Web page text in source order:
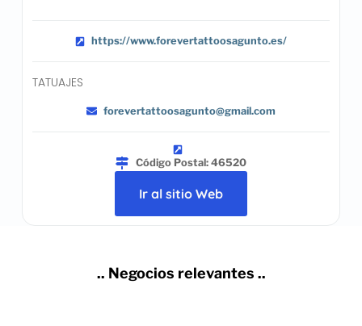
https://www.forevertattoosagunto.es/
TATUAJES
forevertattoosagunto@gmail.com
Código Postal: 46520
Ir al sitio Web
.. Negocios relevantes ..